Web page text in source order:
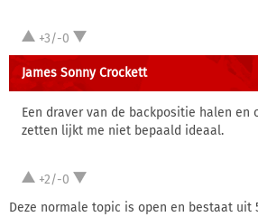
+3/-0
James Sonny Crockett
Een draver van de backpositie halen en
zetten lijkt me niet bepaald ideaal.
+2/-0
Deze normale topic is open en bestaat uit